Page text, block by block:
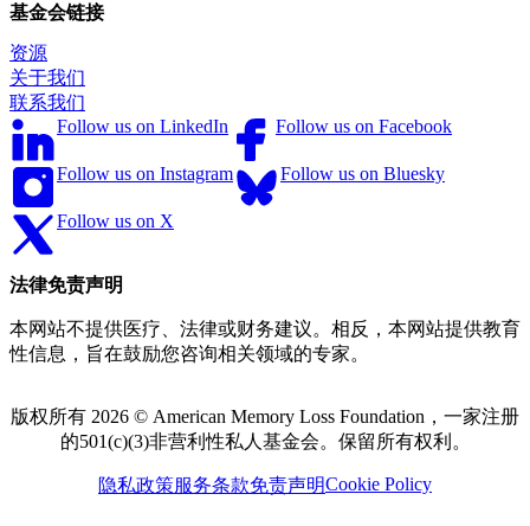
基金会链接
资源
关于我们
联系我们
Follow us on LinkedIn
Follow us on Facebook
Follow us on Instagram Follow us on Bluesky
Follow us on X
法律免责声明
本网站不提供医疗、法律或财务建议。相反，本网站提供教育
性信息，旨在鼓励您咨询相关领域的专家。
版权所有 2026 © American Memory Loss Foundation，一家注册
的501(c)(3)非营利性私人基金会。保留所有权利。
隐私政策服务条款免责声明Cookie Policy